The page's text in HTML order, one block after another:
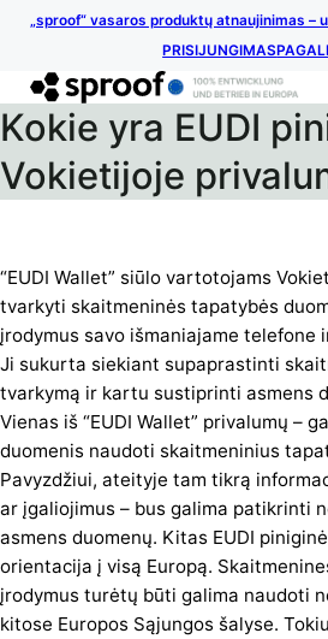
„sproof“ vasaros produktų atnaujinimas –
PRISIJUNGIMAS
Kokie yra EUDI
Vokietijoje
“EUDI Wallet” siūlo vartotojams
tvarkyti skaitmeninės tapatybės
įrodymus savo išmaniajame telefone
Ji sukurta siekiant supaprastinti
tvarkymą ir kartu sustiprinti asmens
Vienas iš “EUDI Wallet” privalumų –
duomenis naudoti skaitmeninius
Pavyzdžiui, ateityje tam tikrą
ar įgaliojimus – bus galima patikrinti
asmens duomenų. Kitas EUDI
orientacija į visą Europą.
įrodymus turėtų būti galima naudoti
kitose Europos Sąjungos šalyse.